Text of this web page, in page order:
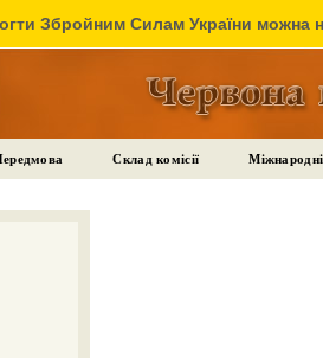
Збройним Силам України можна
Склад комісії